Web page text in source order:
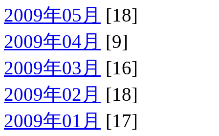
2009年05月 [18]
2009年04月 [9]
2009年03月 [16]
2009年02月 [18]
2009年01月 [17]